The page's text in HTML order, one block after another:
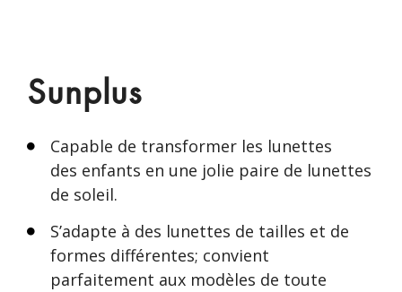
Sunplus
Capable de transformer les lunettes
des enfants en une jolie paire de lunettes
de soleil.
S’adapte à des lunettes de tailles et de
formes différentes; convient
parfaitement aux modèles de toute